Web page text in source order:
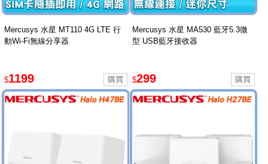
Mercusys 水星 MT110 4G LTE 行
動Wi-Fi無線分享器
$1199
Mercusys 水星 MA530 藍牙5.3微
型 USB藍牙接收器
$299